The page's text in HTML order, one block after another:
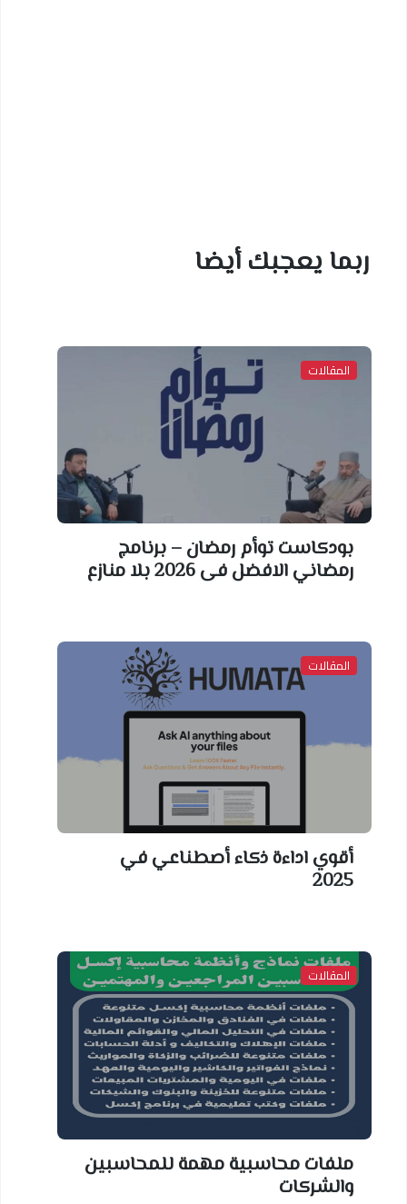
ربما يعجبك أيضا
المقالات
بودكاست توأم رمضان – برنامج
رمضاني الافضل فى 2026 بلا منازع
المقالات
أقوي اداءة ذكاء أصطناعي في
2025
المقالات
ملفات محاسبية مهمة للمحاسبين
والشركات